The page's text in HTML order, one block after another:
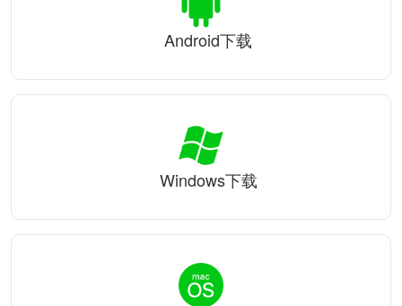
Android下载
Windows下载